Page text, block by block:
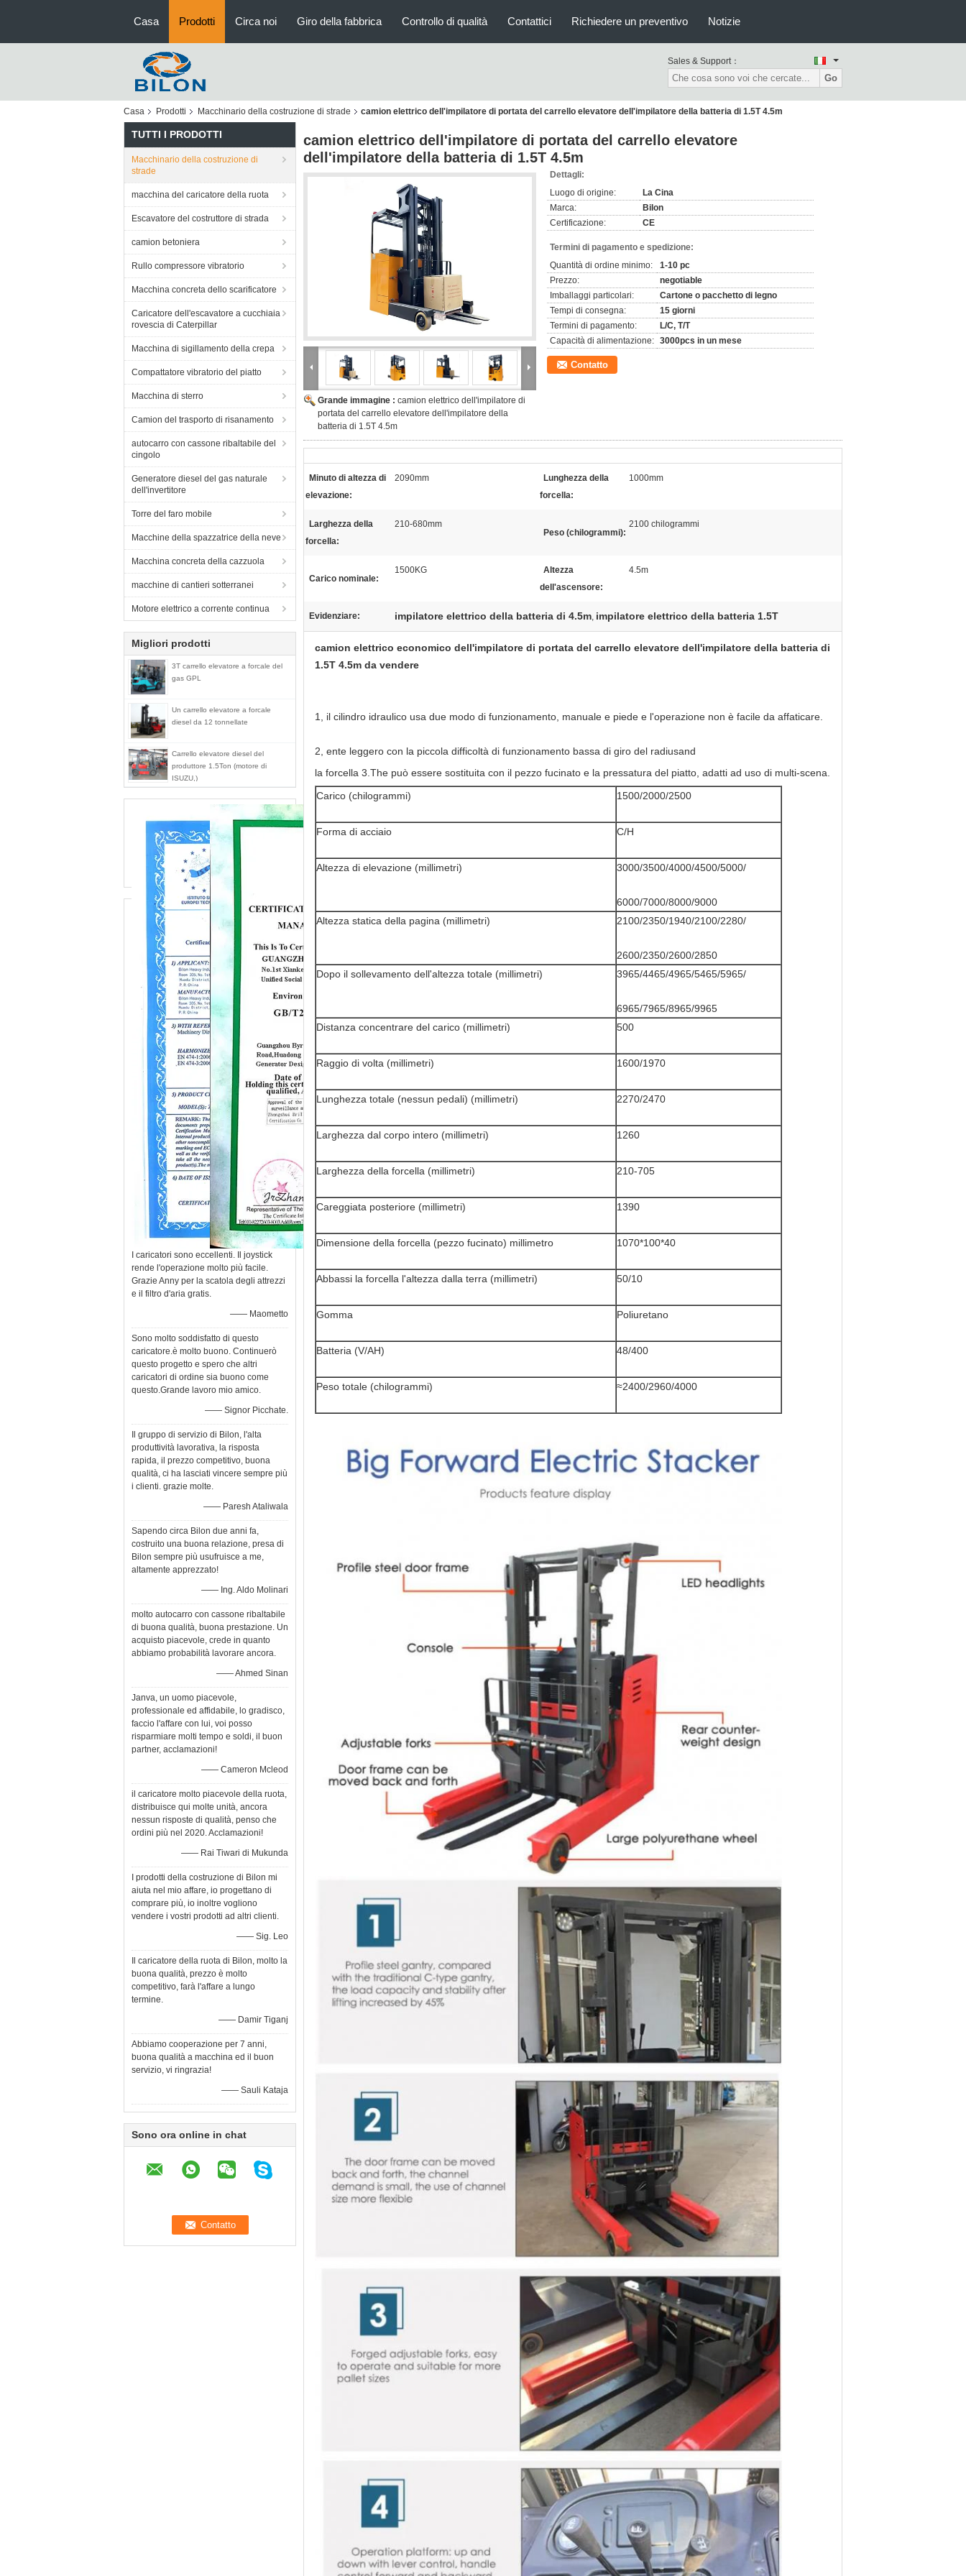
Casa Prodotti Circa noi Giro della fabbrica Controllo di qualità Contattici Richiedere un preventivo Notizie
Sales & Support：
Go
Casa Prodotti Macchinario della costruzione di strade camion elettrico dell'impilatore di portata del carrello elevatore dell'impilatore della batteria di 1.5T 4.5m
TUTTI I PRODOTTI
Macchinario della costruzione di
strade
macchina del caricatore della ruota
Escavatore del costruttore di strada
camion betoniera
Rullo compressore vibratorio
Macchina concreta dello scarificatore
Caricatore dell'escavatore a cucchiaia
rovescia di Caterpillar
Macchina di sigillamento della crepa
Compattatore vibratorio del piatto
Macchina di sterro
Camion del trasporto di risanamento
autocarro con cassone ribaltabile del
cingolo
Generatore diesel del gas naturale
dell'invertitore
Torre del faro mobile
Macchine della spazzatrice della neve
Macchina concreta della cazzuola
macchine di cantieri sotterranei
Motore elettrico a corrente continua
Migliori prodotti
3T carrello elevatore a forcale del
gas GPL
Un carrello elevatore a forcale
diesel da 12 tonnellate
Carrello elevatore diesel del
produttore 1.5Ton (motore di
ISUZU,)
I caricatori sono eccellenti. Il joystick
rende l'operazione molto più facile.
Grazie Anny per la scatola degli attrezzi
e il filtro d'aria gratis.
—— Maometto
Sono molto soddisfatto di questo
caricatore.è molto buono. Continuerò
questo progetto e spero che altri
caricatori di ordine sia buono come
questo.Grande lavoro mio amico.
—— Signor Picchate.
Il gruppo di servizio di Bilon, l'alta
produttività lavorativa, la risposta
rapida, il prezzo competitivo, buona
qualità, ci ha lasciati vincere sempre più
i clienti. grazie molte.
—— Paresh Ataliwala
Sapendo circa Bilon due anni fa,
costruito una buona relazione, presa di
Bilon sempre più usufruisce a me,
altamente apprezzato!
—— Ing. Aldo Molinari
molto autocarro con cassone ribaltabile
di buona qualità, buona prestazione. Un
acquisto piacevole, crede in quanto
abbiamo probabilità lavorare ancora.
—— Ahmed Sinan
Janva, un uomo piacevole,
professionale ed affidabile, lo gradisco,
faccio l'affare con lui, voi posso
risparmiare molti tempo e soldi, il buon
partner, acclamazioni!
—— Cameron Mcleod
il caricatore molto piacevole della ruota,
distribuisce qui molte unità, ancora
nessun risposte di qualità, penso che
ordini più nel 2020. Acclamazioni!
—— Rai Tiwari di Mukunda
I prodotti della costruzione di Bilon mi
aiuta nel mio affare, io progettano di
comprare più, io inoltre vogliono
vendere i vostri prodotti ad altri clienti.
—— Sig. Leo
Il caricatore della ruota di Bilon, molto la
buona qualità, prezzo è molto
competitivo, farà l'affare a lungo
termine.
—— Damir Tiganj
Abbiamo cooperazione per 7 anni,
buona qualità a macchina ed il buon
servizio, vi ringrazia!
—— Sauli Kataja
Sono ora online in chat
camion elettrico dell'impilatore di portata del carrello elevatore
dell'impilatore della batteria di 1.5T 4.5m
Grande immagine : camion elettrico dell'impilatore di
portata del carrello elevatore dell'impilatore della
batteria di 1.5T 4.5m
Dettagli:
Luogo di origine:
La Cina
Marca:
Bilon
Certificazione:
CE
Termini di pagamento e spedizione:
Quantità di ordine minimo:
1-10 pc
Prezzo:
negotiable
Imballaggi particolari:
Cartone o pacchetto di legno
Tempi di consegna:
15 giorni
Termini di pagamento:
L/C, T/T
Capacità di alimentazione: 3000pcs in un mese
Contatto
Minuto di altezza di
elevazione:
2090mm
Lunghezza della
forcella:
1000mm
Larghezza della
forcella:
210-680mm
Peso (chilogrammi):
2100 chilogrammi
Carico nominale:
1500KG
Altezza
dell'ascensore:
4.5m
Evidenziare: impilatore elettrico della batteria di 4.5m, impilatore elettrico della batteria 1.5T
camion elettrico economico dell'impilatore di portata del carrello elevatore dell'impilatore della batteria di
1.5T 4.5m da vendere
1, il cilindro idraulico usa due modo di funzionamento, manuale e piede e l'operazione non è facile da affaticare.
2, ente leggero con la piccola difficoltà di funzionamento bassa di giro del radiusand
la forcella 3.The può essere sostituita con il pezzo fucinato e la pressatura del piatto, adatti ad uso di multi-scena
Carico (chilogrammi)
1500/2000/2500
Forma di acciaio C/H
Altezza di elevazione (millimetri) 3000/3500/4000/4500/5000/
6000/7000/8000/9000
Altezza statica della pagina (millimetri)
2100/2350/1940/2100/2280/
2600/2350/2600/2850
Dopo il sollevamento dell'altezza totale (millimetri)
3965/4465/4965/5465/5965/
6965/7965/8965/9965
Distanza concentrare del carico (millimetri)
500
Raggio di volta (millimetri) 1600/1970
Lunghezza totale (nessun pedali) (millimetri) 2270/2470
Larghezza dal corpo intero (millimetri) 1260
Larghezza della forcella (millimetri) 210-705
Careggiata posteriore (millimetri) 1390
Dimensione della forcella (pezzo fucinato) millimetro 1070*100*40
Abbassi la forcella l'altezza dalla terra (millimetri) 50/10
Gomma Poliuretano
Batteria (V/AH) 48/400
Peso totale (chilogrammi) ≈2400/2960/4000